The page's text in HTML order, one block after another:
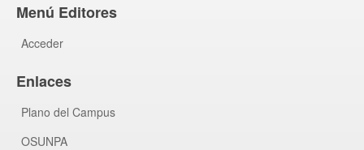
Menú Editores
Acceder
Enlaces
Plano del Campus
OSUNPA